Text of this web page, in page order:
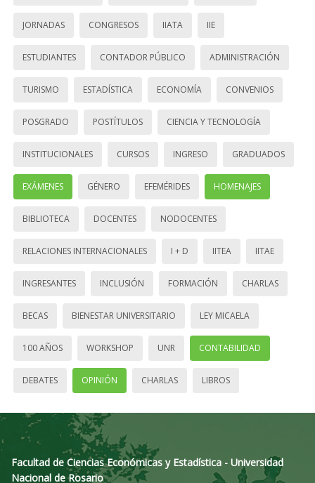
JORNADAS CONGRESOS IIATA IIE
ESTUDIANTES CONTADOR PÚBLICO ADMINISTRACIÓN
TURISMO ESTADÍSTICA ECONOMÍA CONVENIOS
POSGRADO POSTÍTULOS CIENCIA Y TECNOLOGÍA
INSTITUCIONALES CURSOS INGRESO GRADUADOS
EXÁMENES GÉNERO EFEMÉRIDES HOMENAJES
BIBLIOTECA DOCENTES NODOCENTES
RELACIONES INTERNACIONALES I + D IITEA IITAE
INGRESANTES INCLUSIÓN FORMACIÓN CHARLAS
BECAS BIENESTAR UNIVERSITARIO LEY MICAELA
100 AÑOS WORKSHOP UNR CONTABILIDAD
DEBATES OPINIÓN CHARLAS LIBROS
Facultad de Ciencias Económicas y Estadística - Universidad
Nacional de Rosario